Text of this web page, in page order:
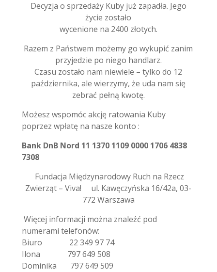
Decyzja o sprzedaży Kuby już zapadła. Jego
życie zostało
wycenione na 2400 złotych.
Razem z Państwem możemy go wykupić zanim
przyjedzie po niego handlarz.
Czasu zostało nam niewiele – tylko do 12
października, ale wierzymy, że uda nam się
zebrać pełną kwotę.
Możesz wspomóc akcję ratowania Kuby
poprzez wpłatę na nasze konto :
Bank DnB Nord 11 1370 1109 0000 1706 4838
7308
Fundacja Międzynarodowy Ruch na Rzecz
Zwierząt – Viva! ul. Kawęczyńska 16/42a, 03-
772 Warszawa
Więcej informacji można znaleźć pod
numerami telefonów:
Biuro 22 349 97 74
Ilona 797 649 508
Dominika 797 649 509